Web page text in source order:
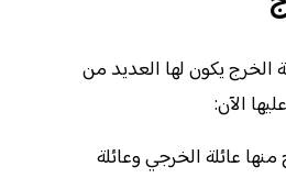
الخرج يكون لها العديد من
الآن:
عائلة الخرجي وعائلة